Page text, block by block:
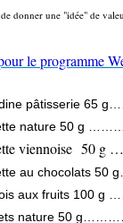
donner une "idée" de
le programme
pâtisserie
nature 50
au
aux fruits
nature 50